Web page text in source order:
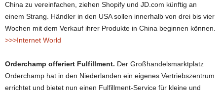
China zu vereinfachen, ziehen Shopify und JD.com künftig an
einem Strang. Händler in den USA sollen innerhalb von drei bis vier
Wochen mit dem Verkauf ihrer Produkte in China beginnen können.
>>>Internet World
Orderchamp offeriert Fulfillment. Der Großhandelsmarktplatz
Orderchamp hat in den Niederlanden ein eigenes Vertriebszentrum
errichtet und bietet nun einen Fulfillment-Service für kleine und